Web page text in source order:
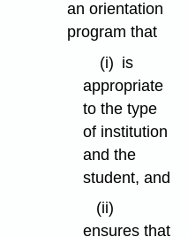
an orientation
program that
(i) is
appropriate
to the type
of institution
and the
student, and
(ii)
ensures that